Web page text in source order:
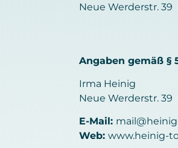
Neue Werderstr. 39
Angaben gemäß §
Irma Heinig
Neue Werderstr. 39
E-Mail:
Web: www.heinig-